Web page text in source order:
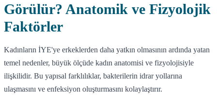
Görülür? Anatomik ve Fizyolojik
Faktörler
Kadınların İYE'ye erkeklerden daha yatkın olmasının ardında yatan
temel nedenler, büyük ölçüde kadın anatomisi ve fizyolojisiyle
ilişkilidir. Bu yapısal farklılıklar, bakterilerin idrar yollarına
ulaşmasını ve enfeksiyon oluşturmasını kolaylaştırır.